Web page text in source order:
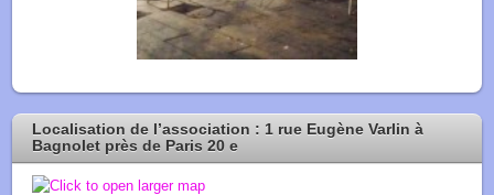
square_varlin_14_12_2013-10-150x150
Localisation de l’association : 1 rue Eugène Varlin à
Bagnolet près de Paris 20 e